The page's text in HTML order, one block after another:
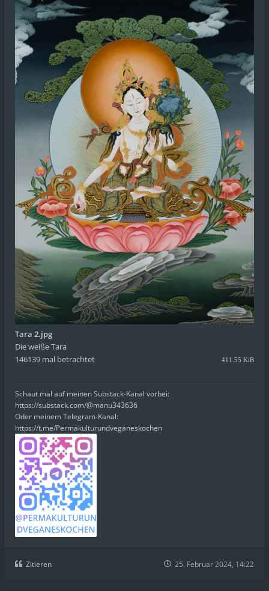
Tara 2.jpg
Die weiße Tara
146139 mal betrachtet
411.55 KiB
Schaut mal auf meinen Substack-Kanal vorbei:
https://substack.com/@manu343636
Oder meinem Telegram-Kanal:
https://t.me/Permakulturundveganeskochen
Zitieren 25. Februar 2024, 14:22